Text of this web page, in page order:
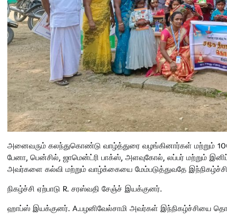
அனைவரும் கலந்துகொண்டு வாழ்த்துரை வழங்கினார்கள் மற்றும் 100
பேனா, பென்சில், ஜாமென்ட்ரி பாக்ஸ், அளவுகோல், லப்பர் மற்றும்
அவர்களை கல்வி மற்றும் வாழ்க்கையை மேம்படுத்துவதே
நிகழ்ச்சி ஏற்பாடு R. சரஸ்வதி சேஞ்ச் இயக்குனர்.
ஹாப்ஸ் இயக்குனர். A.பழனிவேல்சாமி அவர்கள் இந்நிகழ்ச்சியை